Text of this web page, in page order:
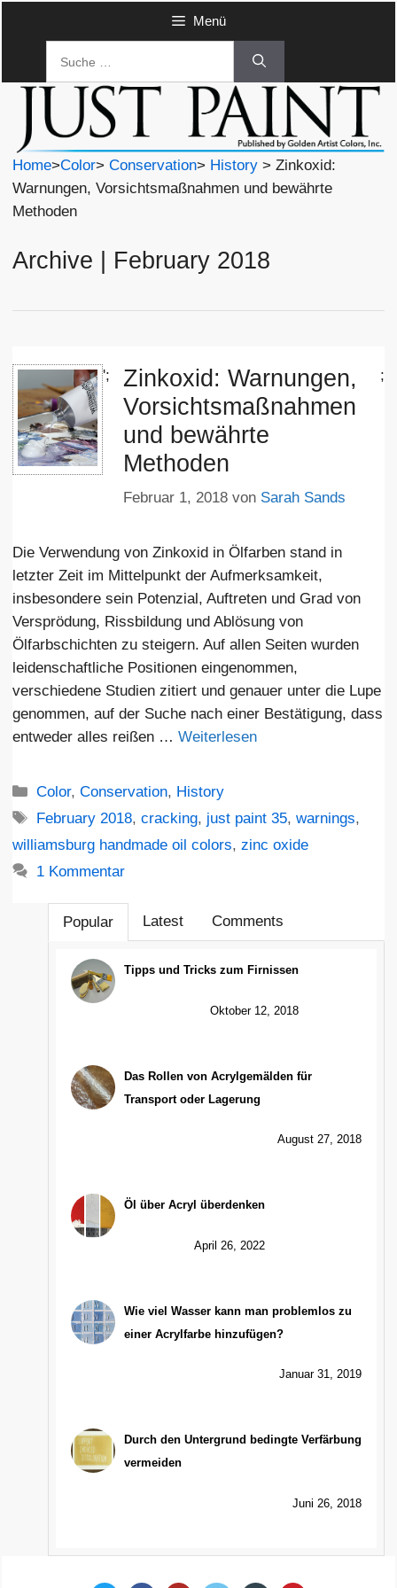
Menü
Home>Color> Conservation> History > Zinkoxid:
Warnungen, Vorsichtsmaßnahmen und bewährte
Methoden
Archive | February 2018
';
Zinkoxid: Warnungen,
Vorsichtsmaßnahmen
und bewährte
Methoden
Februar 1, 2018 von Sarah Sands
;
Die Verwendung von Zinkoxid in Ölfarben stand in
letzter Zeit im Mittelpunkt der Aufmerksamkeit,
insbesondere sein Potenzial, Auftreten und Grad von
Versprödung, Rissbildung und Ablösung von
Ölfarbschichten zu steigern. Auf allen Seiten wurden
leidenschaftliche Positionen eingenommen,
verschiedene Studien zitiert und genauer unter die Lupe
genommen, auf der Suche nach einer Bestätigung, dass
entweder alles reißen … Weiterlesen
Kategorien
Color,Conservation, History
Schlagwörter
February 2018,cracking, just paint 35,warnings,
williamsburg handmade oil colors, zinc oxide
1 Kommentar
Popular Latest Comments
Tipps und Tricks zum Firnissen
Oktober 12, 2018
Das Rollen von Acrylgemälden für
Transport oder Lagerung
August 27, 2018
Öl über Acryl überdenken
April 26, 2022
Wie viel Wasser kann man problemlos zu
einer Acrylfarbe hinzufügen?
Januar 31, 2019
Durch den Untergrund bedingte Verfärbung
vermeiden
Juni 26, 2018